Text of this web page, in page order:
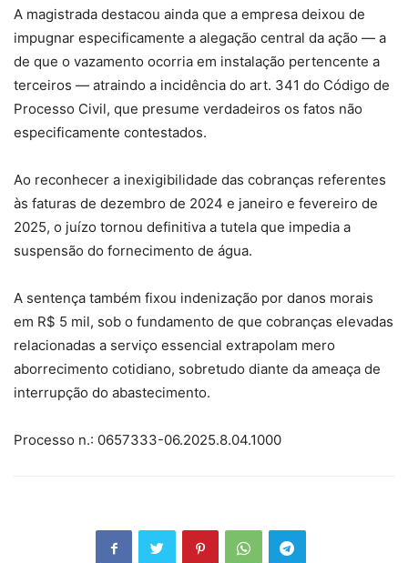
A magistrada destacou ainda que a empresa deixou de
impugnar especificamente a alegação central da ação — a
de que o vazamento ocorria em instalação pertencente a
terceiros — atraindo a incidência do art. 341 do Código de
Processo Civil, que presume verdadeiros os fatos não
especificamente contestados.
Ao reconhecer a inexigibilidade das cobranças referentes
às faturas de dezembro de 2024 e janeiro e fevereiro de
2025, o juízo tornou definitiva a tutela que impedia a
suspensão do fornecimento de água.
A sentença também fixou indenização por danos morais
em R$ 5 mil, sob o fundamento de que cobranças elevadas
relacionadas a serviço essencial extrapolam mero
aborrecimento cotidiano, sobretudo diante da ameaça de
interrupção do abastecimento.
Processo n.: 0657333-06.2025.8.04.1000